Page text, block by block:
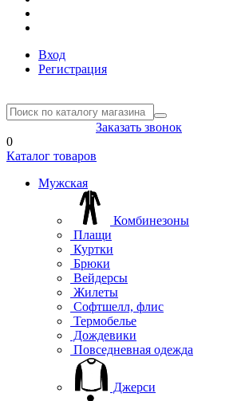
Вход
Регистрация
Заказать звонок
0
Каталог товаров
Мужская
Комбинезоны
Плащи
Куртки
Брюки
Вейдерсы
Жилеты
Софтшелл, флис
Термобелье
Дождевики
Повседневная одежда
Джерси